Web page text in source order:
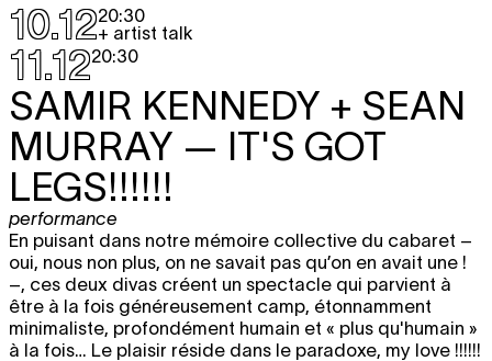
10.1220:30
+ artist talk
11.1220:30
SAMIR KENNEDY + SEAN
MURRAY — IT'S GOT
LEGS!!!!!!
performance
En puisant dans notre mémoire collective du cabaret –
oui, nous non plus, on ne savait pas qu’on en avait une !
–, ces deux divas créent un spectacle qui parvient à
être à la fois généreusement camp, étonnamment
minimaliste, profondément humain et « plus qu'humain »
à la fois… Le plaisir réside dans le paradoxe, my love !!!!!!